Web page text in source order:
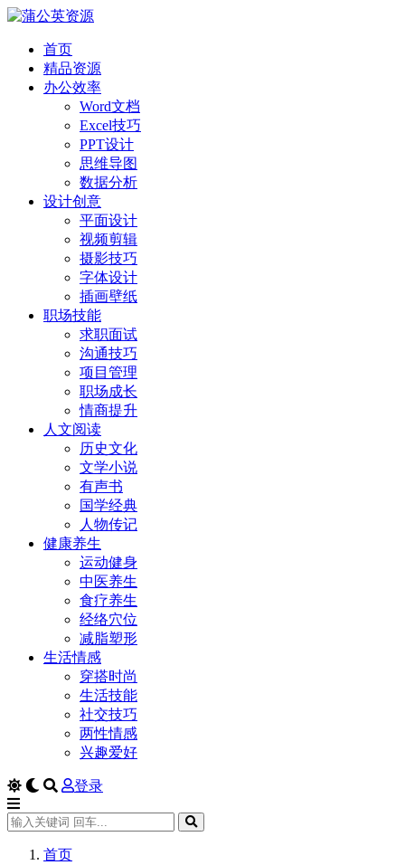
首页
精品资源
办公效率
Word文档
Excel技巧
PPT设计
思维导图
数据分析
设计创意
平面设计
视频剪辑
摄影技巧
字体设计
插画壁纸
职场技能
求职面试
沟通技巧
项目管理
职场成长
情商提升
人文阅读
历史文化
文学小说
有声书
国学经典
人物传记
健康养生
运动健身
中医养生
食疗养生
经络穴位
减脂塑形
生活情感
穿搭时尚
生活技能
社交技巧
两性情感
兴趣爱好
登录
首页